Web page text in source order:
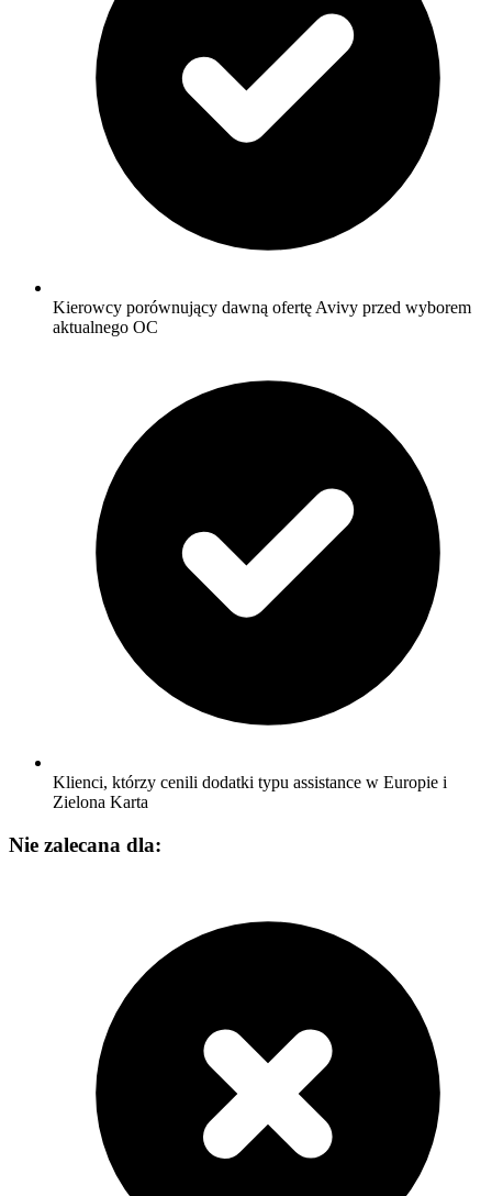
Kierowcy porównujący dawną ofertę Avivy przed wyborem
aktualnego OC
Klienci, którzy cenili dodatki typu assistance w Europie i
Zielona Karta
Nie zalecana dla: